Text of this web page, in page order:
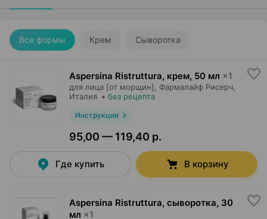
Все формы Крем Сыворотка
Aspersina Ristruttura, крем, 50 мл ×1
для лица [от морщин], Фармалайф Рисерч
Италия • без рецепта
Инструкция
95,00 — 119,40 р.
Где купить В корзину
Aspersina Ristruttura, сыворотка, 30
мл ×1